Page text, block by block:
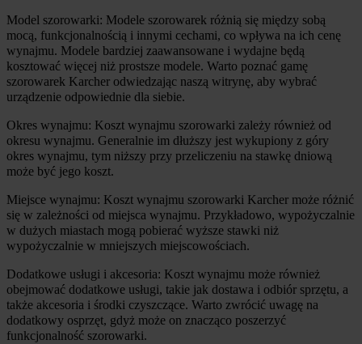
Model szorowarki: Modele szorowarek różnią się między sobą
mocą, funkcjonalnością i innymi cechami, co wpływa na ich cenę
wynajmu. Modele bardziej zaawansowane i wydajne będą
kosztować więcej niż prostsze modele. Warto poznać gamę
szorowarek Karcher odwiedzając naszą witrynę, aby wybrać
urządzenie odpowiednie dla siebie.
Okres wynajmu: Koszt wynajmu szorowarki zależy również od
okresu wynajmu. Generalnie im dłuższy jest wykupiony z góry
okres wynajmu, tym niższy przy przeliczeniu na stawkę dniową
może być jego koszt.
Miejsce wynajmu: Koszt wynajmu szorowarki Karcher może różnić
się w zależności od miejsca wynajmu. Przykładowo, wypożyczalnie
w dużych miastach mogą pobierać wyższe stawki niż
wypożyczalnie w mniejszych miejscowościach.
Dodatkowe usługi i akcesoria: Koszt wynajmu może również
obejmować dodatkowe usługi, takie jak dostawa i odbiór sprzętu, a
także akcesoria i środki czyszczące. Warto zwrócić uwagę na
dodatkowy osprzęt, gdyż może on znacząco poszerzyć
funkcjonalność szorowarki.